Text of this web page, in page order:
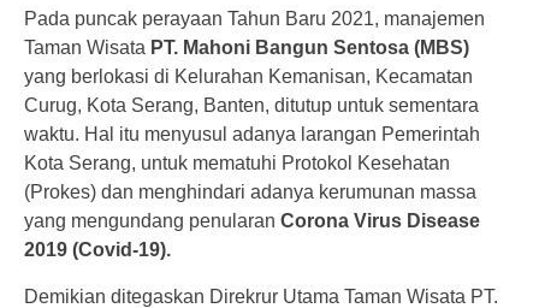
Pada puncak perayaan Tahun Baru 2021, manajemen
Taman Wisata PT. Mahoni Bangun Sentosa (MBS)
yang berlokasi di Kelurahan Kemanisan, Kecamatan
Curug, Kota Serang, Banten, ditutup untuk sementara
waktu. Hal itu menyusul adanya larangan Pemerintah
Kota Serang, untuk mematuhi Protokol Kesehatan
(Prokes) dan menghindari adanya kerumunan massa
yang mengundang penularan Corona Virus Disease
2019 (Covid-19).
Demikian ditegaskan Direkrur Utama Taman Wisata PT.